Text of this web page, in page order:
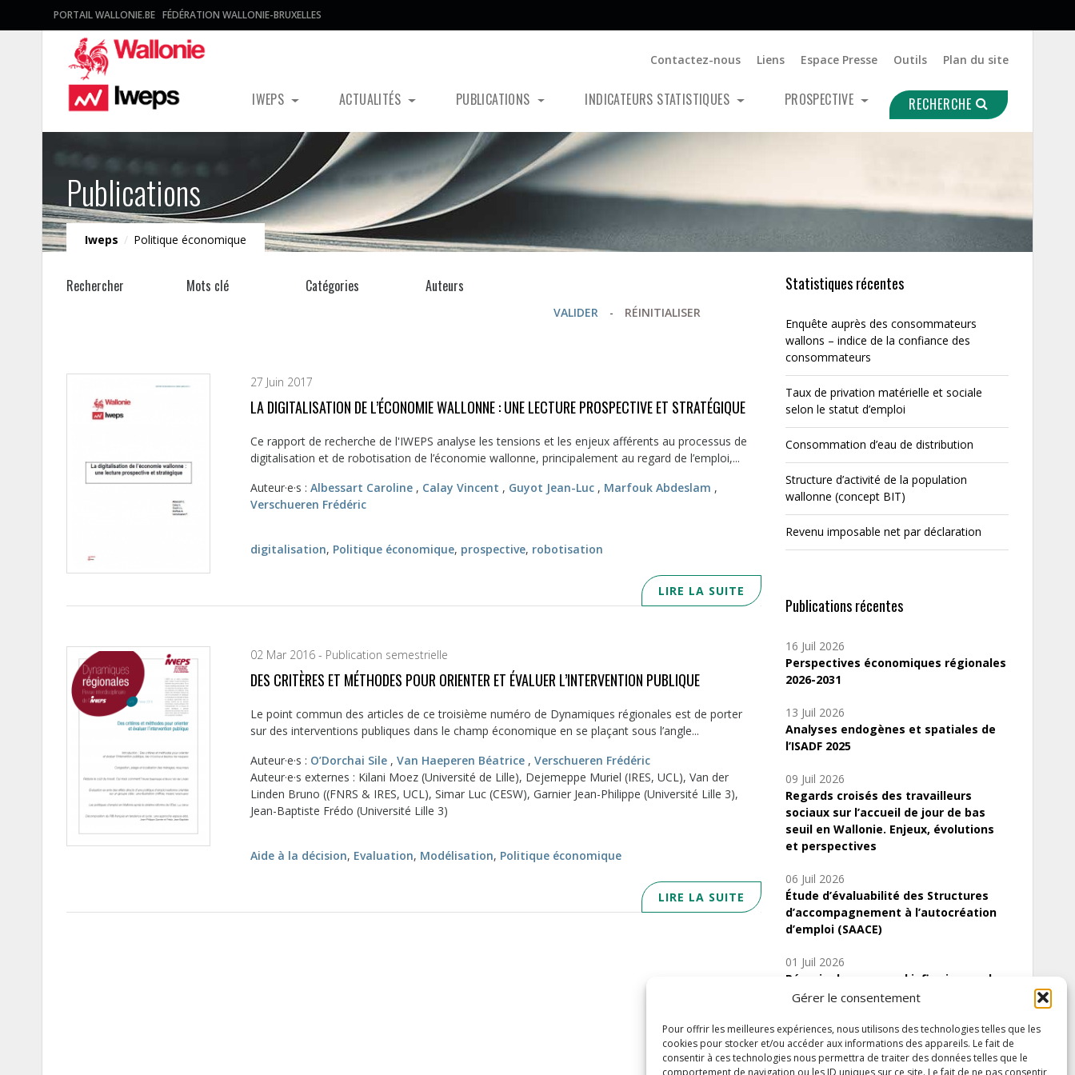
Gérer le consentement
Pour offrir les meilleures expériences, nous utilisons des technologies telles que les
cookies pour stocker et/ou accéder aux informations des appareils. Le fait de
consentir à ces technologies nous permettra de traiter des données telles que le
comportement de navigation ou les ID uniques sur ce site. Le fait de ne pas consentir
PORTAIL WALLONIE.BE FÉDÉRATION WALLONIE-BRUXELLES
Contactez-nous Liens Espace Presse Outils Plan du site
IWEPS ACTUALITÉS PUBLICATIONS INDICATEURS STATISTIQUES PROSPECTIVE RECHERCHE
Publications
Iweps / Politique économique
Rechercher Mots clé Catégories Auteurs
VALIDER - RÉINITIALISER
27 Juin 2017
LA DIGITALISATION DE L’ÉCONOMIE WALLONNE : UNE LECTURE PROSPECTIVE ET STRATÉGIQUE
Ce rapport de recherche de l'IWEPS analyse les tensions et les enjeux afférents au processus de
digitalisation et de robotisation de l’économie wallonne, principalement au regard de l’emploi,...
Auteur·e·s : Albessart Caroline , Calay Vincent , Guyot Jean-Luc , Marfouk Abdeslam ,
Verschueren Frédéric
digitalisation, Politique économique, prospective, robotisation
LIRE LA SUITE
02 Mar 2016 - Publication semestrielle
DES CRITÈRES ET MÉTHODES POUR ORIENTER ET ÉVALUER L’INTERVENTION PUBLIQUE
Le point commun des articles de ce troisième numéro de Dynamiques régionales est de porter
sur des interventions publiques dans le champ économique en se plaçant sous l’angle...
Auteur·e·s : O’Dorchai Sile , Van Haeperen Béatrice , Verschueren Frédéric
Auteur·e·s externes : Kilani Moez (Université de Lille), Dejemeppe Muriel (IRES, UCL), Van der
Linden Bruno ((FNRS & IRES, UCL), Simar Luc (CESW), Garnier Jean-Philippe (Université Lille 3),
Jean-Baptiste Frédo (Université Lille 3)
Aide à la décision, Evaluation, Modélisation, Politique économique
LIRE LA SUITE
Statistiques récentes
Enquête auprès des consommateurs
wallons – indice de la confiance des
consommateurs
Taux de privation matérielle et sociale
selon le statut d’emploi
Consommation d’eau de distribution
Structure d’activité de la population
wallonne (concept BIT)
Revenu imposable net par déclaration
Publications récentes
16 Juil 2026
Perspectives économiques régionales
2026-2031
13 Juil 2026
Analyses endogènes et spatiales de
l’ISADF 2025
09 Juil 2026
Regards croisés des travailleurs
sociaux sur l’accueil de jour de bas
seuil en Wallonie. Enjeux, évolutions
et perspectives
06 Juil 2026
Étude d’évaluabilité des Structures
d’accompagnement à l’autocréation
d’emploi (SAACE)
01 Juil 2026
Pénurie du personnel infirmier :quels
indicateurs d’offre de soins pour